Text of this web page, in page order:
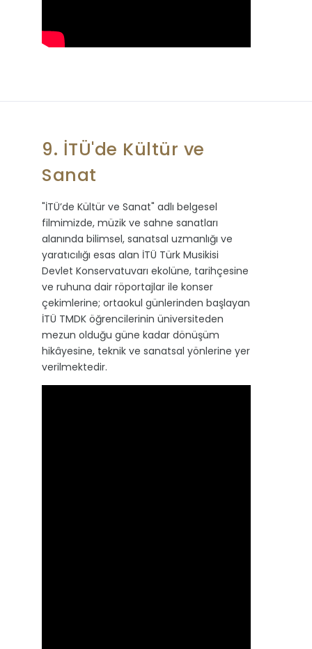
9. İTÜ'de Kültür ve
Sanat
"İTÜ’de Kültür ve Sanat" adlı belgesel
filmimizde, müzik ve sahne sanatları
alanında bilimsel, sanatsal uzmanlığı ve
yaratıcılığı esas alan İTÜ Türk Musikisi
Devlet Konservatuvarı ekolüne, tarihçesine
ve ruhuna dair röportajlar ile konser
çekimlerine; ortaokul günlerinden başlayan
İTÜ TMDK öğrencilerinin üniversiteden
mezun olduğu güne kadar dönüşüm
hikâyesine, teknik ve sanatsal yönlerine yer
verilmektedir.